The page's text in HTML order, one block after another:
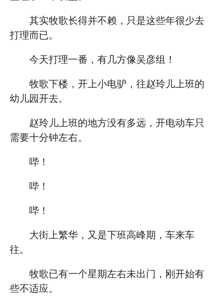
其实牧歌长得并不赖，只是这些年很少去
打理而已。
今天打理一番，有几方像吴彦组！
牧歌下楼，开上小电驴，往赵玲儿上班的
幼儿园开去。
赵玲儿上班的地方没有多远，开电动车只
需要十分钟左右。
哔！
哔！
哔！
大街上繁华，又是下班高峰期，车来车
往。
牧歌已有一个星期左右未出门，刚开始有
些不适应。